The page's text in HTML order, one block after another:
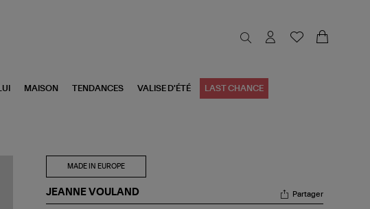
LUI MAISON TENDANCES VALISE D'ÉTÉ LAST CHANCE
MADE IN EUROPE
JEANNE VOULAND Partager